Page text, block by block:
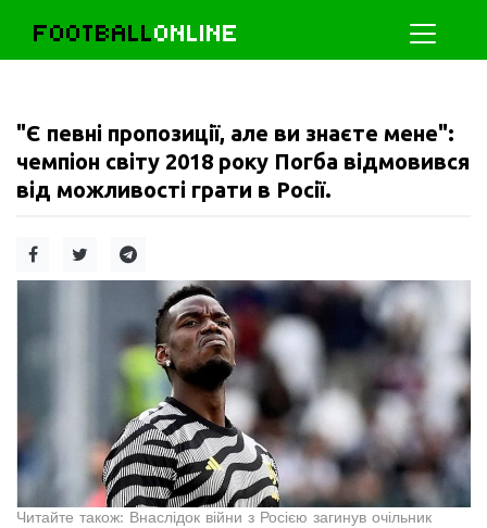
FOOTBALLONLINE
"Є певні пропозиції, але ви знаєте мене":
чемпіон світу 2018 року Погба відмовився
від можливості грати в Росії.
Читайте також: Внаслідок війни з Росією загинув очільник